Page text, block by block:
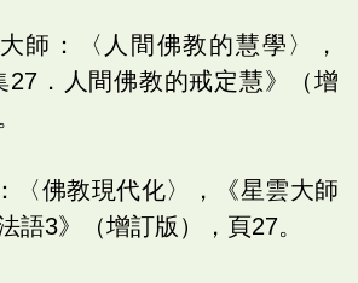
師：〈人間佛教的慧學〉，
27．人間佛教的戒定慧》（增
〈佛教現代化〉，《星雲大師
語3》（增訂版），頁27。